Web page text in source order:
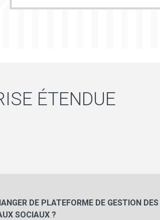
ÉTENDUE
DE PLATEFORME DE GESTION DES
SOCIAUX ?